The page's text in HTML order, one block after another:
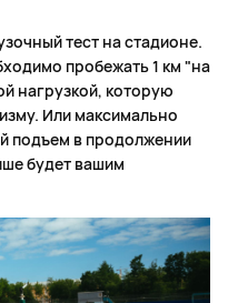
тест на стадионе.
пробежать 1 км "на
нагрузкой, которую
Или максимально
подъем в продолжении
будет вашим